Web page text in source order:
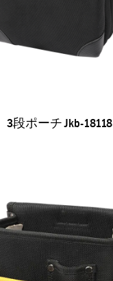
3段ポーチ Jkb-18118